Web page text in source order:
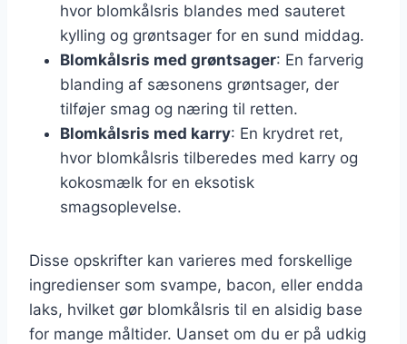
hvor blomkålsris blandes med sauteret
kylling og grøntsager for en sund middag.
Blomkålsris med grøntsager: En farverig
blanding af sæsonens grøntsager, der
tilføjer smag og næring til retten.
Blomkålsris med karry: En krydret ret,
hvor blomkålsris tilberedes med karry og
kokosmælk for en eksotisk
smagsoplevelse.
Disse opskrifter kan varieres med forskellige
ingredienser som svampe, bacon, eller endda
laks, hvilket gør blomkålsris til en alsidig base
for mange måltider. Uanset om du er på udkig